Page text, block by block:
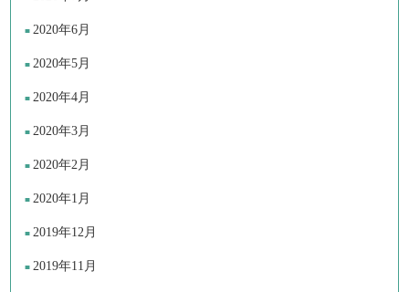
2020年6月
2020年5月
2020年4月
2020年3月
2020年2月
2020年1月
2019年12月
2019年11月